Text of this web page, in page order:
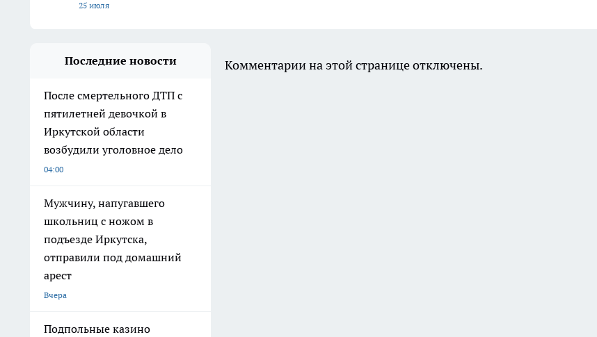
25 июля
Последние новости
После смертельного ДТП с
пятилетней девочкой в
Иркутской области
возбудили уголовное дело
04:00
Мужчину, напугавшего
школьниц с ножом в
подъезде Иркутска,
отправили под домашний
арест
Вчера
Подпольные казино
Комментарии на этой странице отключены.